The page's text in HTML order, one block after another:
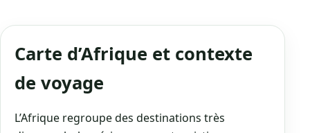
Carte d’Afrique et contexte
de voyage
L’Afrique regroupe des destinations très